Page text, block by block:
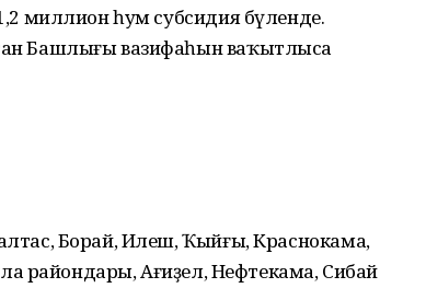
миллион һум субсидия бүленде.
Башлығы вазифаһын ваҡытлыса
Борай, Илеш, Ҡыйғы, Краснокама,
райондары, Ағиҙел, Нефтекама, Сибай